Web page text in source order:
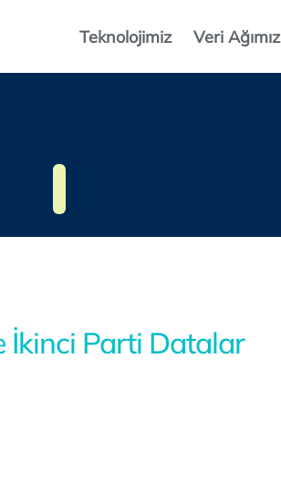
Teknolojimiz Veri Ağımız
İkinci Parti Datalar